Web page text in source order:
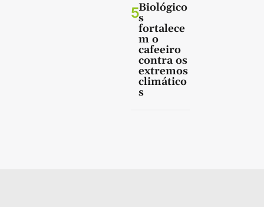
5Biológico
s
fortalece
m o
cafeeiro
contra os
extremos
climático
s